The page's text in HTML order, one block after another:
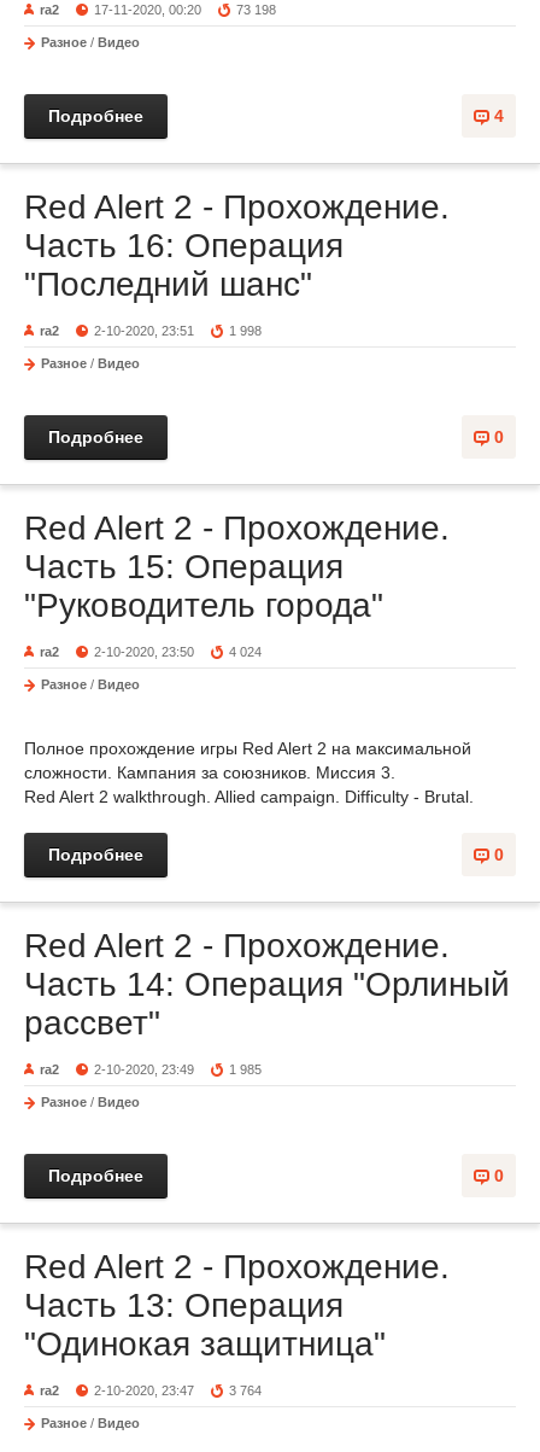
ra2 17-11-2020, 00:20 73 198
Разное / Видео
4
Подробнее
Red Alert 2 - Прохождение.
Часть 16: Операция
"Последний шанс"
ra2 2-10-2020, 23:51 1 998
Разное / Видео
0
Подробнее
Red Alert 2 - Прохождение.
Часть 15: Операция
"Руководитель города"
ra2 2-10-2020, 23:50 4 024
Разное / Видео
Полное прохождение игры Red Alert 2 на максимальной
сложности. Кампания за союзников. Миссия 3.
Red Alert 2 walkthrough. Allied campaign. Difficulty - Brutal.
0
Подробнее
Red Alert 2 - Прохождение.
Часть 14: Операция "Орлиный
рассвет"
ra2 2-10-2020, 23:49 1 985
Разное / Видео
0
Подробнее
Red Alert 2 - Прохождение.
Часть 13: Операция
"Одинокая защитница"
ra2 2-10-2020, 23:47 3 764
Разное / Видео